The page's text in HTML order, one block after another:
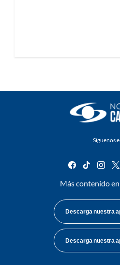
Síguenos
facebook
tiktok
Más contenido en
Descarga nuestra
Descarga nuestra